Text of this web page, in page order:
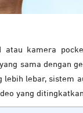
kamera
sama dengan
lebih lebar, sistem
yang ditingkatkan.